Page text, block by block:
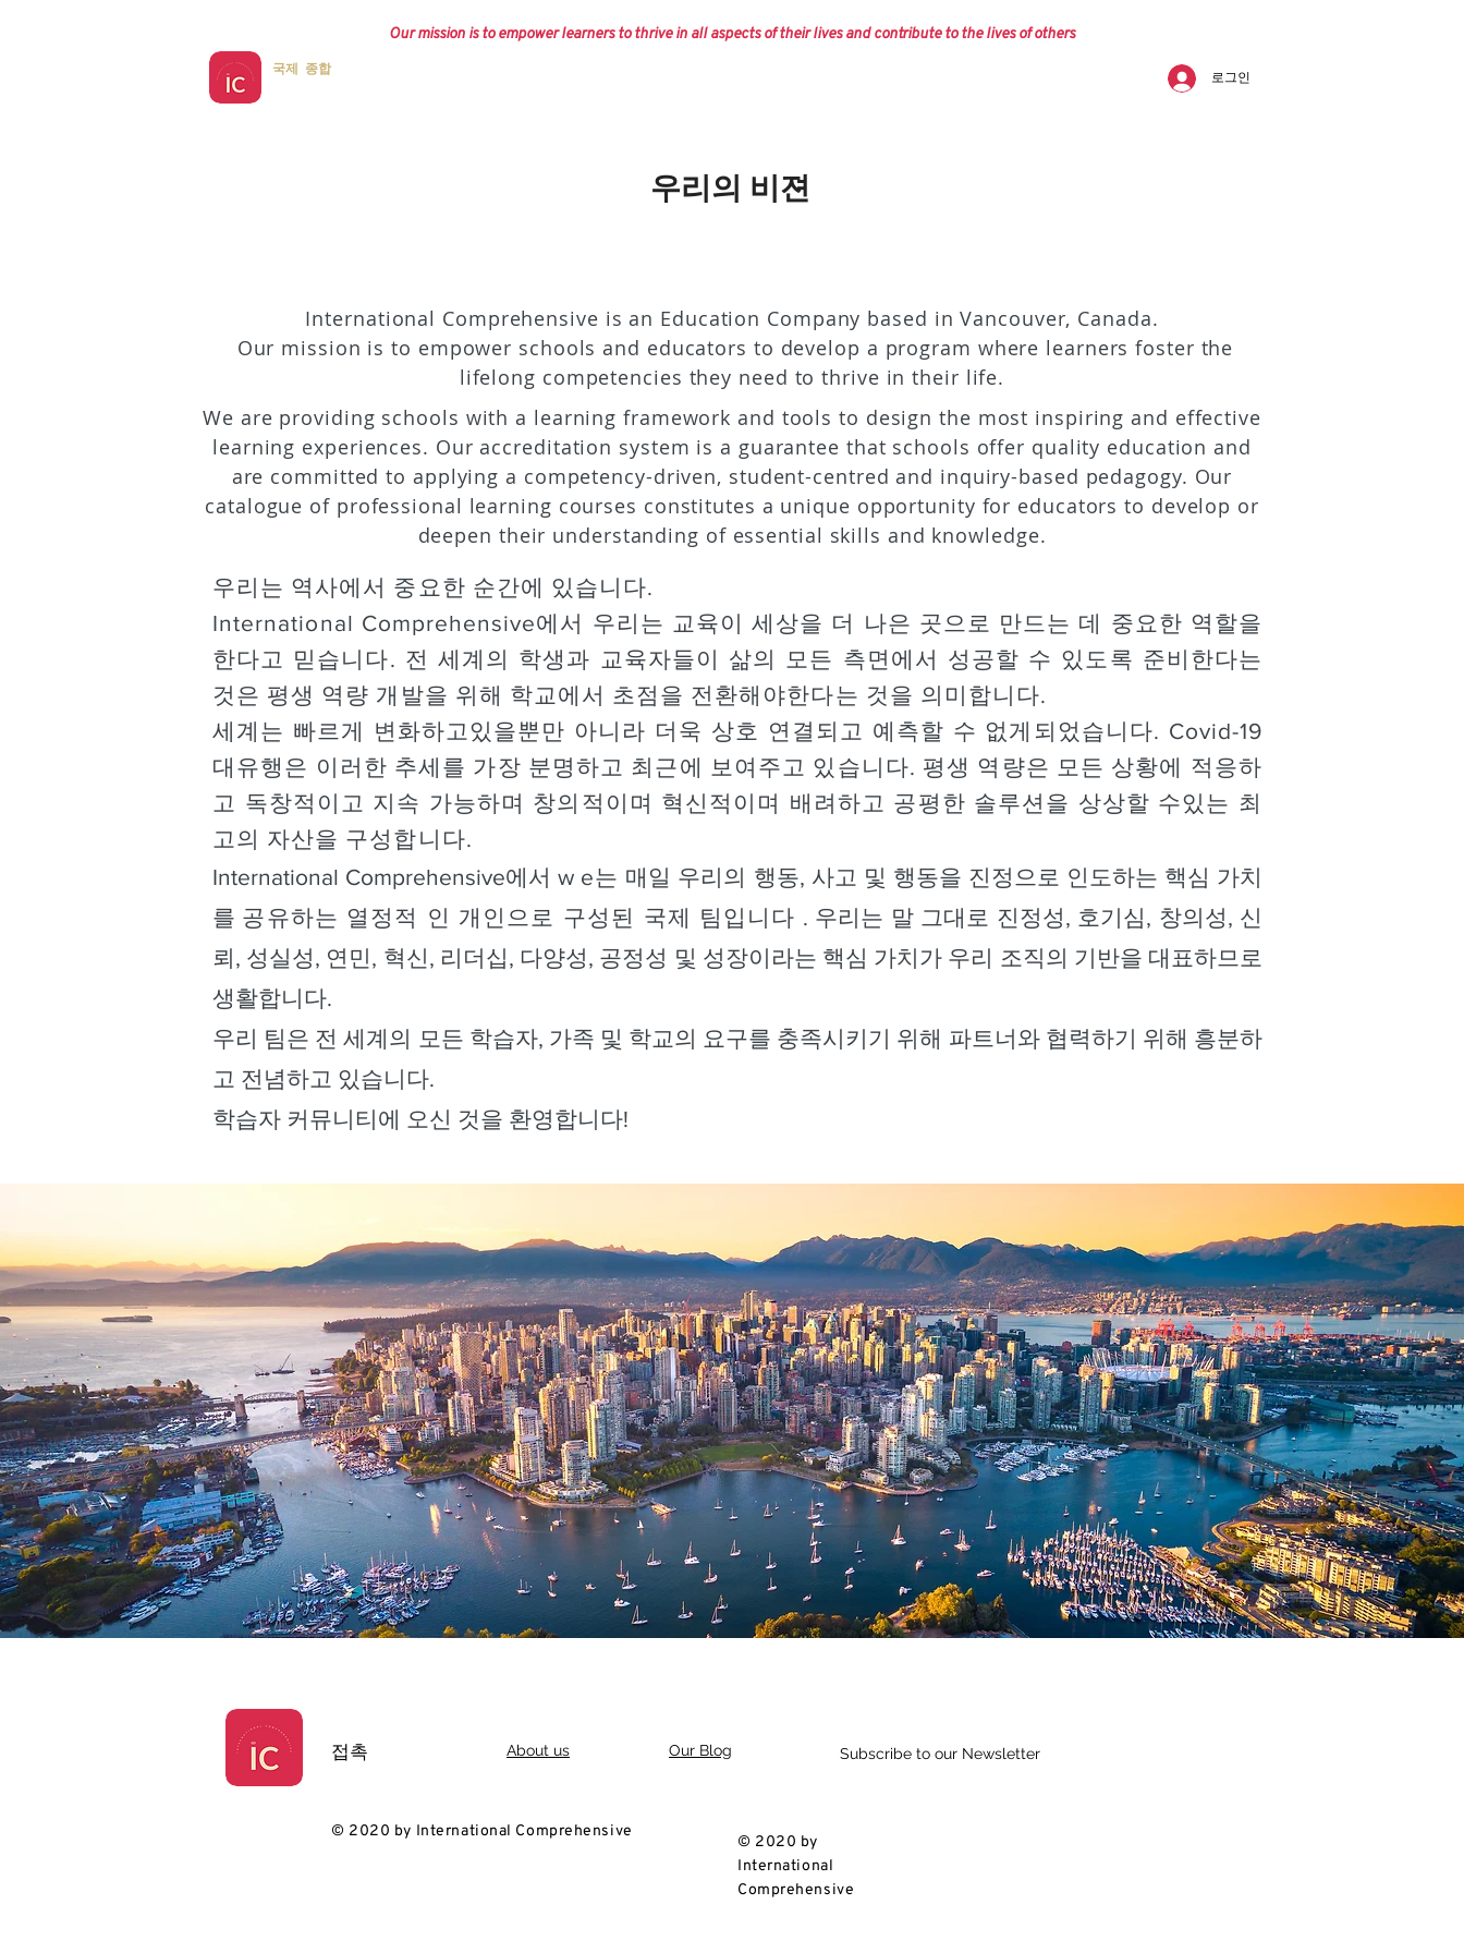
Our mission is to empower learners to thrive in all aspects of their lives and contribute to the lives of others
국제 종합
로그인
우리의 비젼
International Comprehensive is an Education Company based in Vancouver, Canada.
Our mission is to empower schools and educators to develop a program where learners foster the
lifelong competencies they need to thrive in their life.
We are providing schools with a learning framework and tools to design the most inspiring and effective
learning experiences. Our accreditation system is a guarantee that schools offer quality education and
are committed to applying a competency-driven, student-centred and inquiry-based pedagogy. Our
catalogue of professional learning courses constitutes a unique opportunity for educators to develop or
deepen their understanding of essential skills and knowledge.
우리는 역사에서 중요한 순간에 있습니다.
International Comprehensive에서 우리는 교육이 세상을 더 나은 곳으로 만드는 데 중요한 역할을
한다고 믿습니다. 전 세계의 학생과 교육자들이 삶의 모든 측면에서 성공할 수 있도록 준비한다는
것은 평생 역량 개발을 위해 학교에서 초점을 전환해야한다는 것을 의미합니다.
세계는 빠르게 변화하고있을뿐만 아니라 더욱 상호 연결되고 예측할 수 없게되었습니다. Covid-19
대유행은 이러한 추세를 가장 분명하고 최근에 보여주고 있습니다. 평생 역량은 모든 상황에 적응하
고 독창적이고 지속 가능하며 창의적이며 혁신적이며 배려하고 공평한 솔루션을 상상할 수있는 최
고의 자산을 구성합니다.
International Comprehensive에서 w e는 매일 우리의 행동, 사고 및 행동을 진정으로 인도하는 핵심 가치
를 공유하는 열정적 인 개인으로 구성된 국제 팀입니다 . 우리는 말 그대로 진정성, 호기심, 창의성, 신
뢰, 성실성, 연민, 혁신, 리더십, 다양성, 공정성 및 성장이라는 핵심 가치가 우리 조직의 기반을 대표하므로
생활합니다.
우리 팀은 전 세계의 모든 학습자, 가족 및 학교의 요구를 충족시키기 위해 파트너와 협력하기 위해 흥분하
고 전념하고 있습니다.
학습자 커뮤니티에 오신 것을 환영합니다!
접촉 About us Our Blog Subscribe to our Newsletter
© 2020 by International Comprehensive
© 2020 by
International
Comprehensive